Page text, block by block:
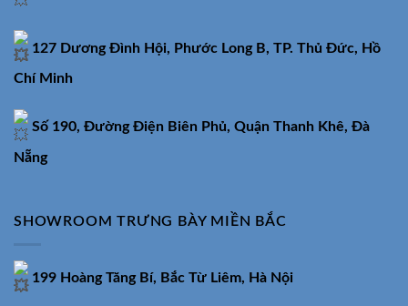
127 Dương Đình Hội, Phước Long B, TP. Thủ Đức, Hồ
Chí Minh
Số 190, Đường Điện Biên Phủ, Quận Thanh Khê, Đà
Nẵng
SHOWROOM TRƯNG BÀY MIỀN BẮC
199 Hoàng Tăng Bí, Bắc Từ Liêm, Hà Nội